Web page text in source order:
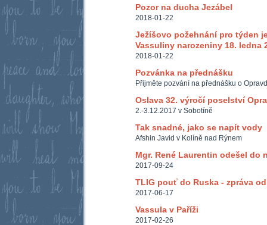
Pozor na ducha Jezábel
2018-01-22
Ježíšovo požehnání pro týden
Vassuliny narozeniny 18. ledna
2018-01-22
Pozvánka na přednášku
Přijměte pozvání na přednášku o
Oslava 32. výročí poselství
2.-3.12.2017 v Sobotíně
Tak snadné, jako se napít vody
Afshin Javid v Kolíně nad Rýnem
Mgr. René Laurentin odešel do
2017-09-24
TLIG pouť do Ruska - zpráva
2017-06-17
Vassula v Paříži
2017-02-26